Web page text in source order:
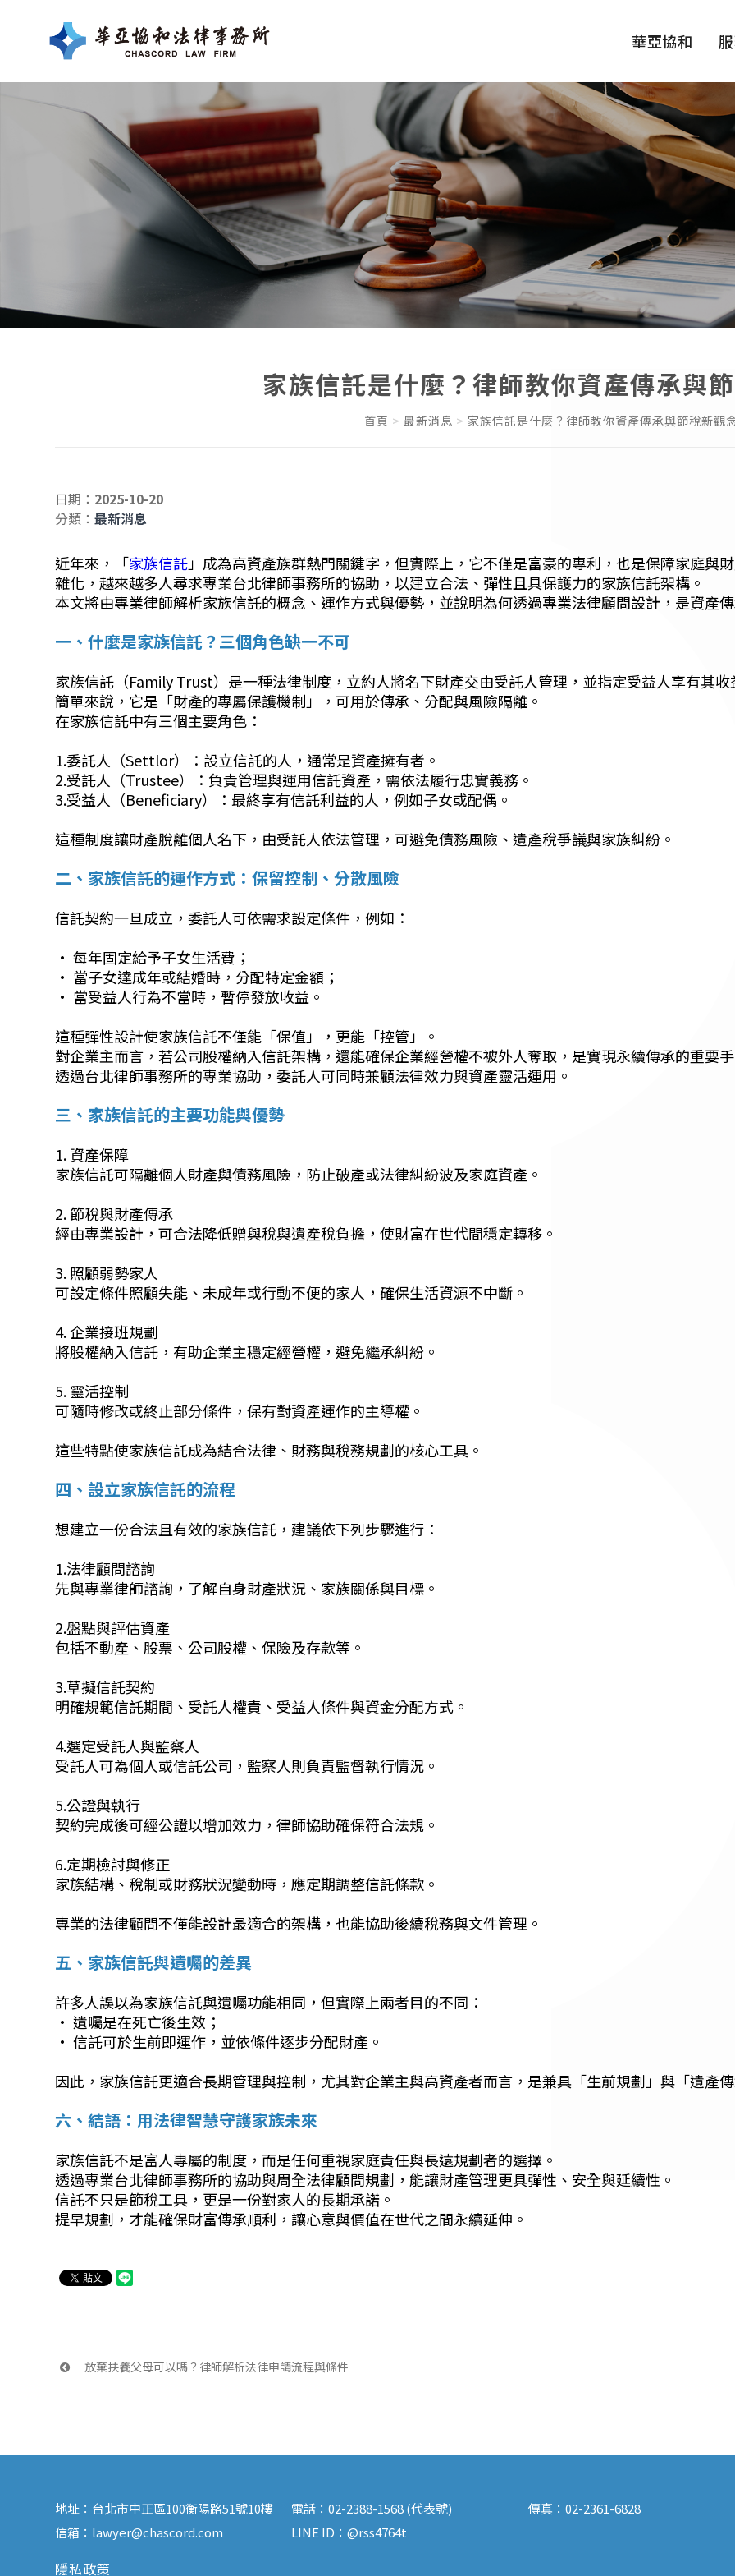
華亞協和
家族信託是什麼？律師教你資產傳承與
首頁 最新消息 家族信託是什麼？律師教你資產傳承與節稅新觀
日期： 2025-10-20
分類：最新消息
近年來，「家族信託」成為高資產族群熱門關鍵字，但實際上，它不僅是富豪的專利，也是保障家庭與
雜化，越來越多人尋求專業台北律師事務所的協助，以建立合法、彈性且具保護力的家族信託架構。
本文將由專業律師解析家族信託的概念、運作方式與優勢，並說明為何透過專業法律顧問設計，是資產
一、什麼是家族信託？三個角色缺一不可
家族信託（Family Trust）是一種法律制度，立約人將名下財產交由受託人管理，並指定受益人享有其
簡單來說，它是「財產的專屬保護機制」，可用於傳承、分配與風險隔離。
在家族信託中有三個主要角色：
1.委託人（Settlor）：設立信託的人，通常是資產擁有者。
2.受託人（Trustee）：負責管理與運用信託資產，需依法履行忠實義務。
3.受益人（Beneficiary）：最終享有信託利益的人，例如子女或配偶。
這種制度讓財產脫離個人名下，由受託人依法管理，可避免債務風險、遺產稅爭議與家族糾紛。
二、家族信託的運作方式：保留控制、分散風險
信託契約一旦成立，委託人可依需求設定條件，例如：
• 每年固定給予子女生活費；
• 當子女達成年或結婚時，分配特定金額；
• 當受益人行為不當時，暫停發放收益。
這種彈性設計使家族信託不僅能「保值」，更能「控管」。
對企業主而言，若公司股權納入信託架構，還能確保企業經營權不被外人奪取，是實現永續傳承的重要
透過台北律師事務所的專業協助，委託人可同時兼顧法律效力與資產靈活運用。
三、家族信託的主要功能與優勢
1. 資產保障
家族信託可隔離個人財產與債務風險，防止破產或法律糾紛波及家庭資產。
2. 節稅與財產傳承
經由專業設計，可合法降低贈與稅與遺產稅負擔，使財富在世代間穩定轉移。
3. 照顧弱勢家人
可設定條件照顧失能、未成年或行動不便的家人，確保生活資源不中斷。
4. 企業接班規劃
將股權納入信託，有助企業主穩定經營權，避免繼承糾紛。
5. 靈活控制
可隨時修改或終止部分條件，保有對資產運作的主導權。
這些特點使家族信託成為結合法律、財務與稅務規劃的核心工具。
四、設立家族信託的流程
想建立一份合法且有效的家族信託，建議依下列步驟進行：
1.法律顧問諮詢
先與專業律師諮詢，了解自身財產狀況、家族關係與目標。
2.盤點與評估資產
包括不動產、股票、公司股權、保險及存款等。
3.草擬信託契約
明確規範信託期間、受託人權責、受益人條件與資金分配方式。
4.選定受託人與監察人
受託人可為個人或信託公司，監察人則負責監督執行情況。
5.公證與執行
契約完成後可經公證以增加效力，律師協助確保符合法規。
6.定期檢討與修正
家族結構、稅制或財務狀況變動時，應定期調整信託條款。
專業的法律顧問不僅能設計最適合的架構，也能協助後續稅務與文件管理。
五、家族信託與遺囑的差異
許多人誤以為家族信託與遺囑功能相同，但實際上兩者目的不同：
• 遺囑是在死亡後生效；
• 信託可於生前即運作，並依條件逐步分配財產。
因此，家族信託更適合長期管理與控制，尤其對企業主與高資產者而言，是兼具「生前規劃」與「遺產
六、結語：用法律智慧守護家族未來
家族信託不是富人專屬的制度，而是任何重視家庭責任與長遠規劃者的選擇。
透過專業台北律師事務所的協助與周全法律顧問規劃，能讓財產管理更具彈性、安全與延續性。
信託不只是節稅工具，更是一份對家人的長期承諾。
提早規劃，才能確保財富傳承順利，讓心意與價值在世代之間永續延伸。
放棄扶養父母可以嗎？律師解析法律申請流程與條件
地址： 台北市中正區100衡陽路51號10樓 電話：02-2388-1568 (代表號) 傳真： 02-2361-6828
信箱： lawyer@chascord.com LINE ID：@rss4764t
隱私政策